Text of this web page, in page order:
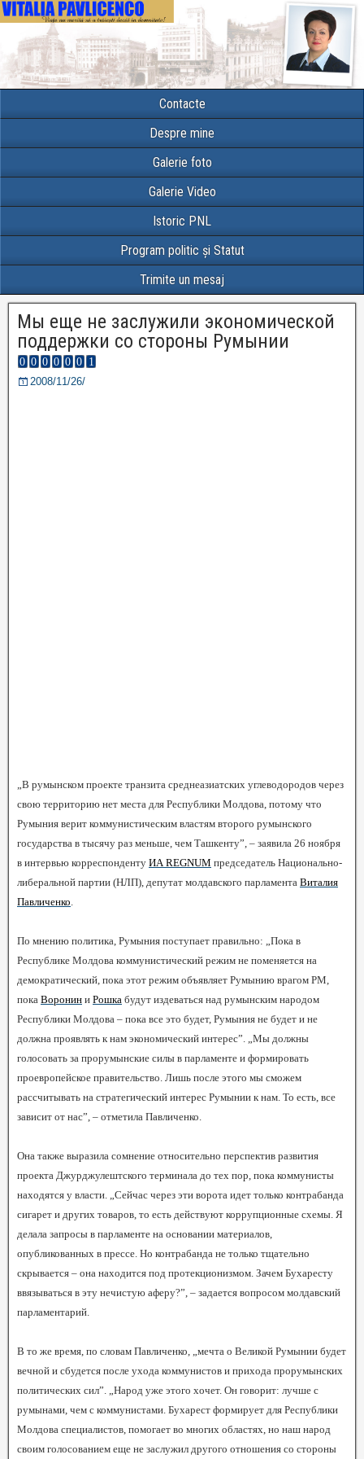
Contacte
Despre mine
Galerie foto
Galerie Video
Istoric PNL
Program politic și Statut
Trimite un mesaj
Мы еще не заслужили экономической
поддержки со стороны Румынии
2008/11/26/
„В румынском проекте транзита среднеазиатских углеводородов через
свою территорию нет места для Республики Молдова, потому что
Румыния верит коммунистическим властям второго румынского
государства в тысячу раз меньше, чем Ташкенту”, – заявила 26 ноября
в интервью корреспонденту ИА REGNUM председатель Национально-
либеральной партии (НЛП), депутат молдавского парламента Виталия
Павличенко.
По мнению политика, Румыния поступает правильно: „Пока в
Республике Молдова коммунистический режим не поменяется на
демократический, пока этот режим объявляет Румынию врагом РМ,
пока Воронин и Рошка будут издеваться над румынским народом
Республики Молдова – пока все это будет, Румыния не будет и не
должна проявлять к нам экономический интерес”. „Мы должны
голосовать за прорумынские силы в парламенте и формировать
проевропейское правительство. Лишь после этого мы сможем
рассчитывать на стратегический интерес Румынии к нам. То есть, все
зависит от нас”, – отметила Павличенко.
Она также выразила сомнение относительно перспектив развития
проекта Джурджулештского терминала до тех пор, пока коммунисты
находятся у власти. „Сейчас через эти ворота идет только контрабанда
сигарет и других товаров, то есть действуют коррупционные схемы. Я
делала запросы в парламенте на основании материалов,
опубликованных в прессе. Но контрабанда не только тщательно
скрывается – она находится под протекционизмом. Зачем Бухаресту
ввязываться в эту нечистую аферу?”, – задается вопросом молдавский
парламентарий.
В то же время, по словам Павличенко, „мечта о Великой Румынии будет
вечной и сбудется после ухода коммунистов и прихода прорумынских
политических сил”. „Народ уже этого хочет. Он говорит: лучше с
румынами, чем с коммунистами. Бухарест формирует для Республики
Молдова специалистов, помогает во многих областях, но наш народ
своим голосованием еще не заслужил другого отношения со стороны